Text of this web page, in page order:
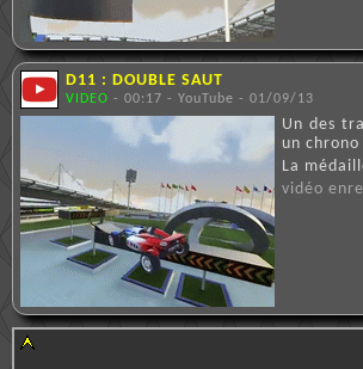
D11 : DOUBLE SAUT
VIDEO - 00:17 - YouTube - 01/09/13
Un des
un
La
vidéo